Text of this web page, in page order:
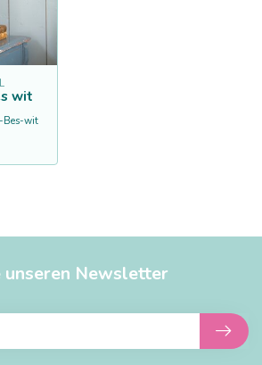
wit
Bes-wit
unseren Newsletter